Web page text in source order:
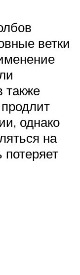
ветки
также
однако
на